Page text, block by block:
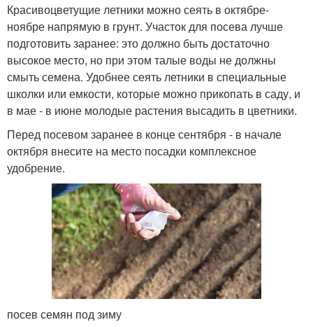
Красивоцветущие летники можно сеять в октябре-
ноябре напрямую в грунт. Участок для посева лучше
подготовить заранее: это должно быть достаточно
высокое место, но при этом талые воды не должны
смыть семена. Удобнее сеять летники в специальные
школки или емкости, которые можно прикопать в саду, и
в мае - в июне молодые растения высадить в цветники.
Перед посевом заранее в конце сентября - в начале
октября внесите на место посадки комплексное
удобрение.
посев семян под зиму